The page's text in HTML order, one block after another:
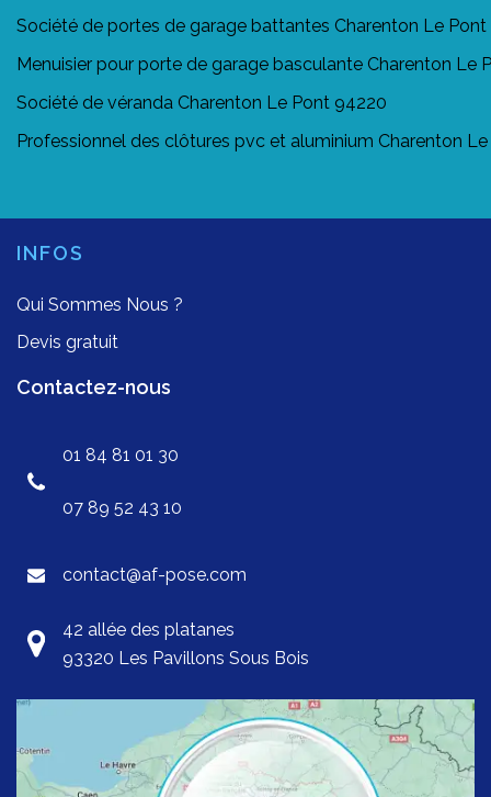
Société de portes de garage battantes Charenton Le
Menuisier pour porte de garage basculante Charenton Le
Société de véranda Charenton Le Pont 94220
Professionnel des clôtures pvc et aluminium Charenton
INFOS
Qui Sommes Nous ?
Devis gratuit
Contactez-nous
01 84 81 01 30
07 89 52 43 10
contact@af-pose.com
42 allée des platanes
93320 Les Pavillons Sous Bois